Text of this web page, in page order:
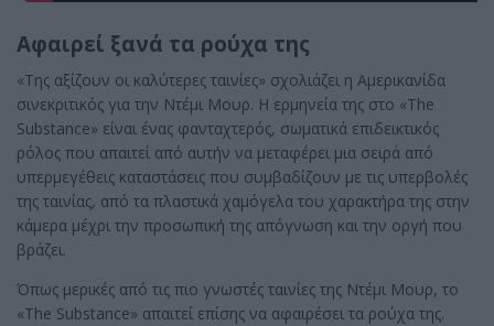
Αφαιρεί ξανά τα ρούχα της
«Της αξίζουν οι καλύτερες ταινίες» σχολιάζει η Αμερικανίδα
σινεκριτικός για την Ντέμι Μουρ. Η ερμηνεία της στο «The
Substance» είναι ένας φανταχτερός, σωματικά επιδεικτικός
ρόλος που απαιτεί από αυτήν να μεταφέρει μια σειρά από
υπερμεγέθεις καταστάσεις που συμβαδίζουν με τις υπερβολές
της ταινίας, από τα πλαστικά χαμόγελα του χαρακτήρα της στην
κάμερα μέχρι την προσωπική της απόγνωση και την οργή που
βράζει.
Όπως μερικές από τις πιο γνωστές ταινίες της Ντέμι Μουρ, το
«The Substance» απαιτεί επίσης να αφαιρέσει τα ρούχα της.